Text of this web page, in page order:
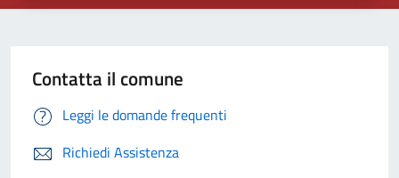
Contatta il comune
Leggi le domande frequenti
Richiedi Assistenza